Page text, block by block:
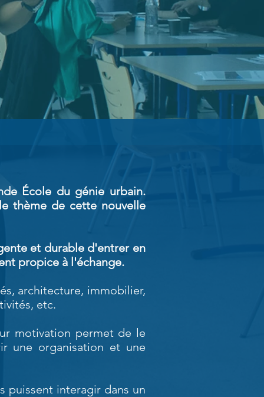
École du génie urbain.
thème de cette nouvelle
et durable d'entrer en
propice à l'échange.
architecture, immobilier,
etc.
motivation permet de le
une organisation et une
interagir dans un